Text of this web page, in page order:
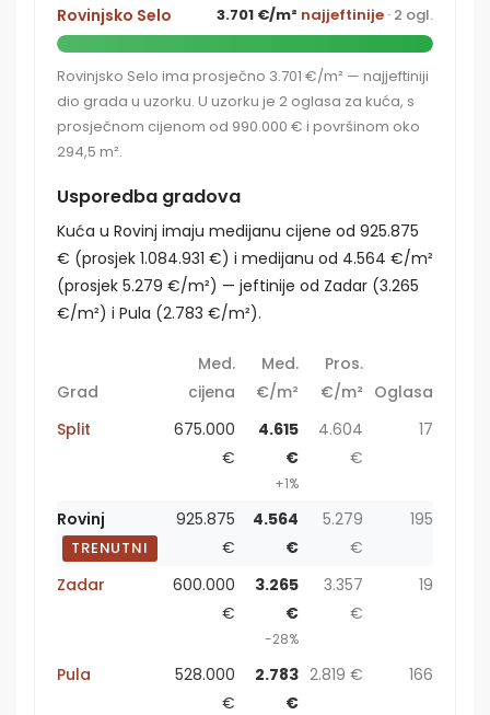
Rovinjsko Selo 3.701 €/m² najjeftinije · 2 ogl.
Rovinjsko Selo ima prosječno 3.701 €/m² — najjeftiniji
dio grada u uzorku. U uzorku je 2 oglasa za kuća, s
prosječnom cijenom od 990.000 € i površinom oko
294,5 m².
Usporedba gradova
Kuća u Rovinj imaju medijanu cijene od 925.875
€ (prosjek 1.084.931 €) i medijanu od 4.564 €/m²
(prosjek 5.279 €/m²) — jeftinije od Zadar (3.265
€/m²) i Pula (2.783 €/m²).
Grad
Med.
cijena
Med.
€/m²
Pros.
€/m² Oglasa
Split
675.000
€
4.615
€
+1%
4.604
€
17
Rovinj
TRENUTNI
925.875
€
4.564
€
5.279
€
195
Zadar
600.000
€
3.265
€
-28%
3.357
€
19
Pula
528.000
€
2.783
€
2.819 € 166